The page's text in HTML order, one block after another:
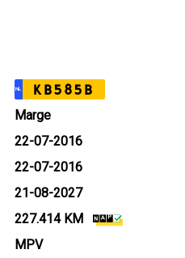
NL KB585B
Marge
22-07-2016
22-07-2016
21-08-2027
227.414 KM
MPV